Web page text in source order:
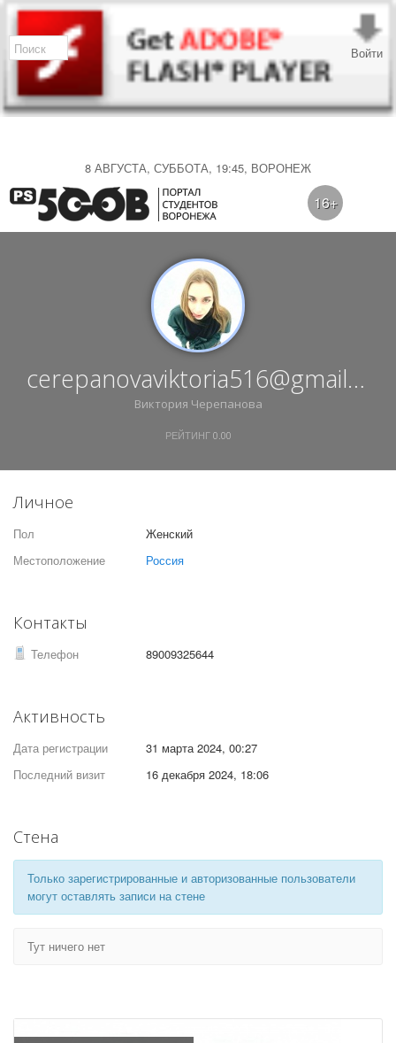
8 АВГУСТА, СУББОТА, 19:45, ВОРОНЕЖ
Войти
16+
cerepanovaviktoria516@gmail.co
Виктория Черепанова
РЕЙТИНГ 0.00
Личное
Пол
Женский
Местоположение
Россия
Контакты
Телефон 89009325644
Активность
Дата регистрации
31 марта 2024, 00:27
Последний визит
16 декабря 2024, 18:06
Стена
Только зарегистрированные и авторизованные пользователи
могут оставлять записи на стене
Тут ничего нет